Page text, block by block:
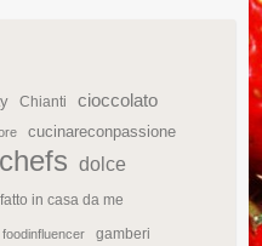
Chianti cioccolato
cucinareconpassione
dolce
fatto in casa da me
foodinfluencer gamberi